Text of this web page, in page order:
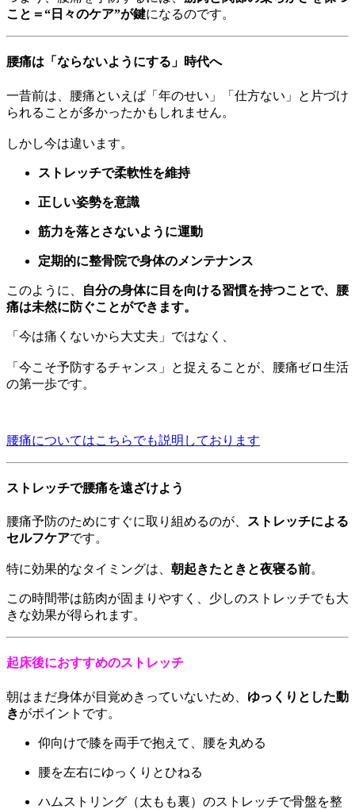
こと＝“日々のケア”が鍵になるのです。
腰痛は「ならないようにする」時代へ
一昔前は、腰痛といえば「年のせい」「仕方ない」と片づけ
られることが多かったかもしれません。
しかし今は違います。
ストレッチで柔軟性を維持
正しい姿勢を意識
筋力を落とさないように運動
定期的に整骨院で身体のメンテナンス
このように、
自分の身体に目を向ける習慣を持つことで、腰
痛は未然に防ぐことができます。
「今は痛くないから大丈夫」ではなく、
「今こそ予防するチャンス」と捉えることが、腰痛ゼロ生活
の第一歩です。
腰痛についてはこちらでも説明しております
ストレッチで腰痛を遠ざけよう
腰痛予防のためにすぐに取り組めるのが、
ストレッチによる
セルフケアです。
特に効果的なタイミングは、 朝起きたときと夜寝る前。
この時間帯は筋肉が固まりやすく、少しのストレッチでも大
きな効果が得られます。
起床後におすすめのストレッチ
朝はまだ身体が目覚めきっていないため、 ゆっくりとした動
きがポイントです。
仰向けで膝を両手で抱えて、腰を丸める
腰を左右にゆっくりとひねる
ハムストリング（太もも裏）のストレッチで骨盤を整